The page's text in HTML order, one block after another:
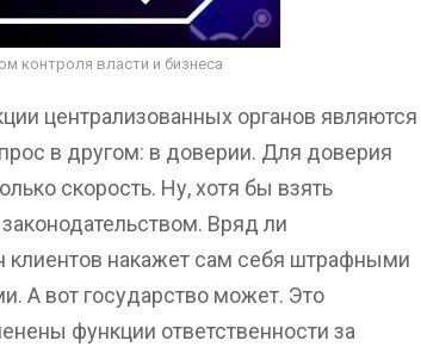
контроля власти и бизнеса
централизованных органов являются
в другом: в доверии. Для доверия
скорость. Ну, хотя бы взять
Вряд ли
клиентов накажет сам себя штрафными
А вот государство может. Это
функции ответственности за